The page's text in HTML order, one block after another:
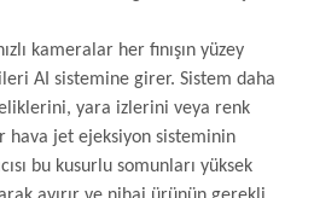
kameralar her fınışın yüzey
AI sistemine girer. Sistem daha
yara izlerini veya renk
hava jet ejeksiyon sisteminin
bu kusurlu somunları yüksek